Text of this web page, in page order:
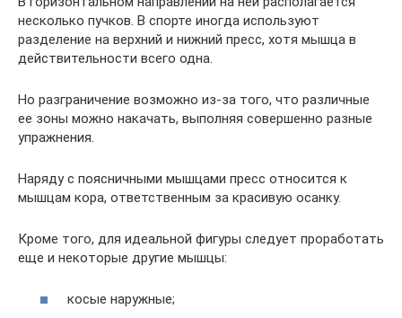
несколько пучков. В спорте иногда используют
разделение на верхний и нижний пресс, хотя мышца в
действительности всего одна.
Но разграничение возможно из-за того, что различные
ее зоны можно накачать, выполняя совершенно разные
упражнения.
Наряду с поясничными мышцами пресс относится к
мышцам кора, ответственным за красивую осанку.
Кроме того, для идеальной фигуры следует проработать
еще и некоторые другие мышцы:
косые наружные;